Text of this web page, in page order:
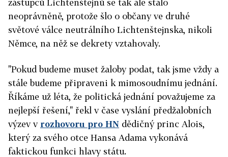
zástupců Lichtenštejnů se tak ale stalo
neoprávněně, protože šlo o občany ve druhé
světové válce neutrálního Lichtenštejnska, nikoli
Němce, na něž se dekrety vztahovaly.
"Pokud budeme muset žaloby podat, tak jsme vždy a
stále budeme připraveni k mimosoudnímu jednání.
Říkáme už léta, že politická jednání považujeme za
nejlepší řešení," řekl v čase vyslání předžalobních
výzev v rozhovoru pro HN dědičný princ Alois,
který za svého otce Hansa Adama vykonává
faktickou funkci hlavy státu.